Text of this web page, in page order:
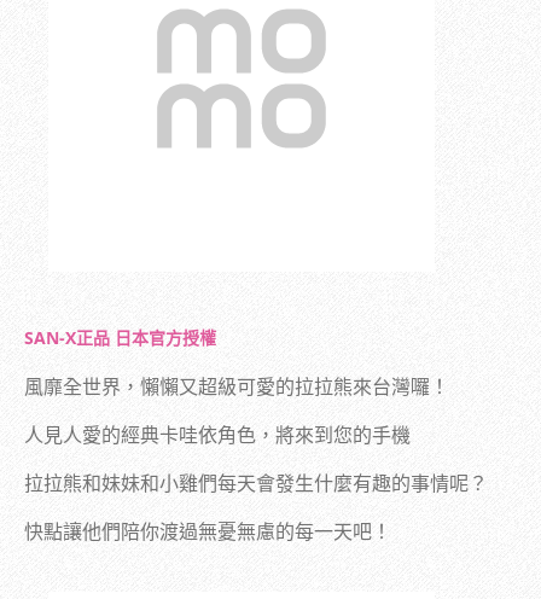
SAN-X正品 日本官方授權
風靡全世界，懶懶又超級可愛的拉拉熊來台灣囉！
人見人愛的經典卡哇依角色，將來到您的手機
拉拉熊和妹妹和小雞們每天會發生什麼有趣的事情呢？
快點讓他們陪你渡過無憂無慮的每一天吧！